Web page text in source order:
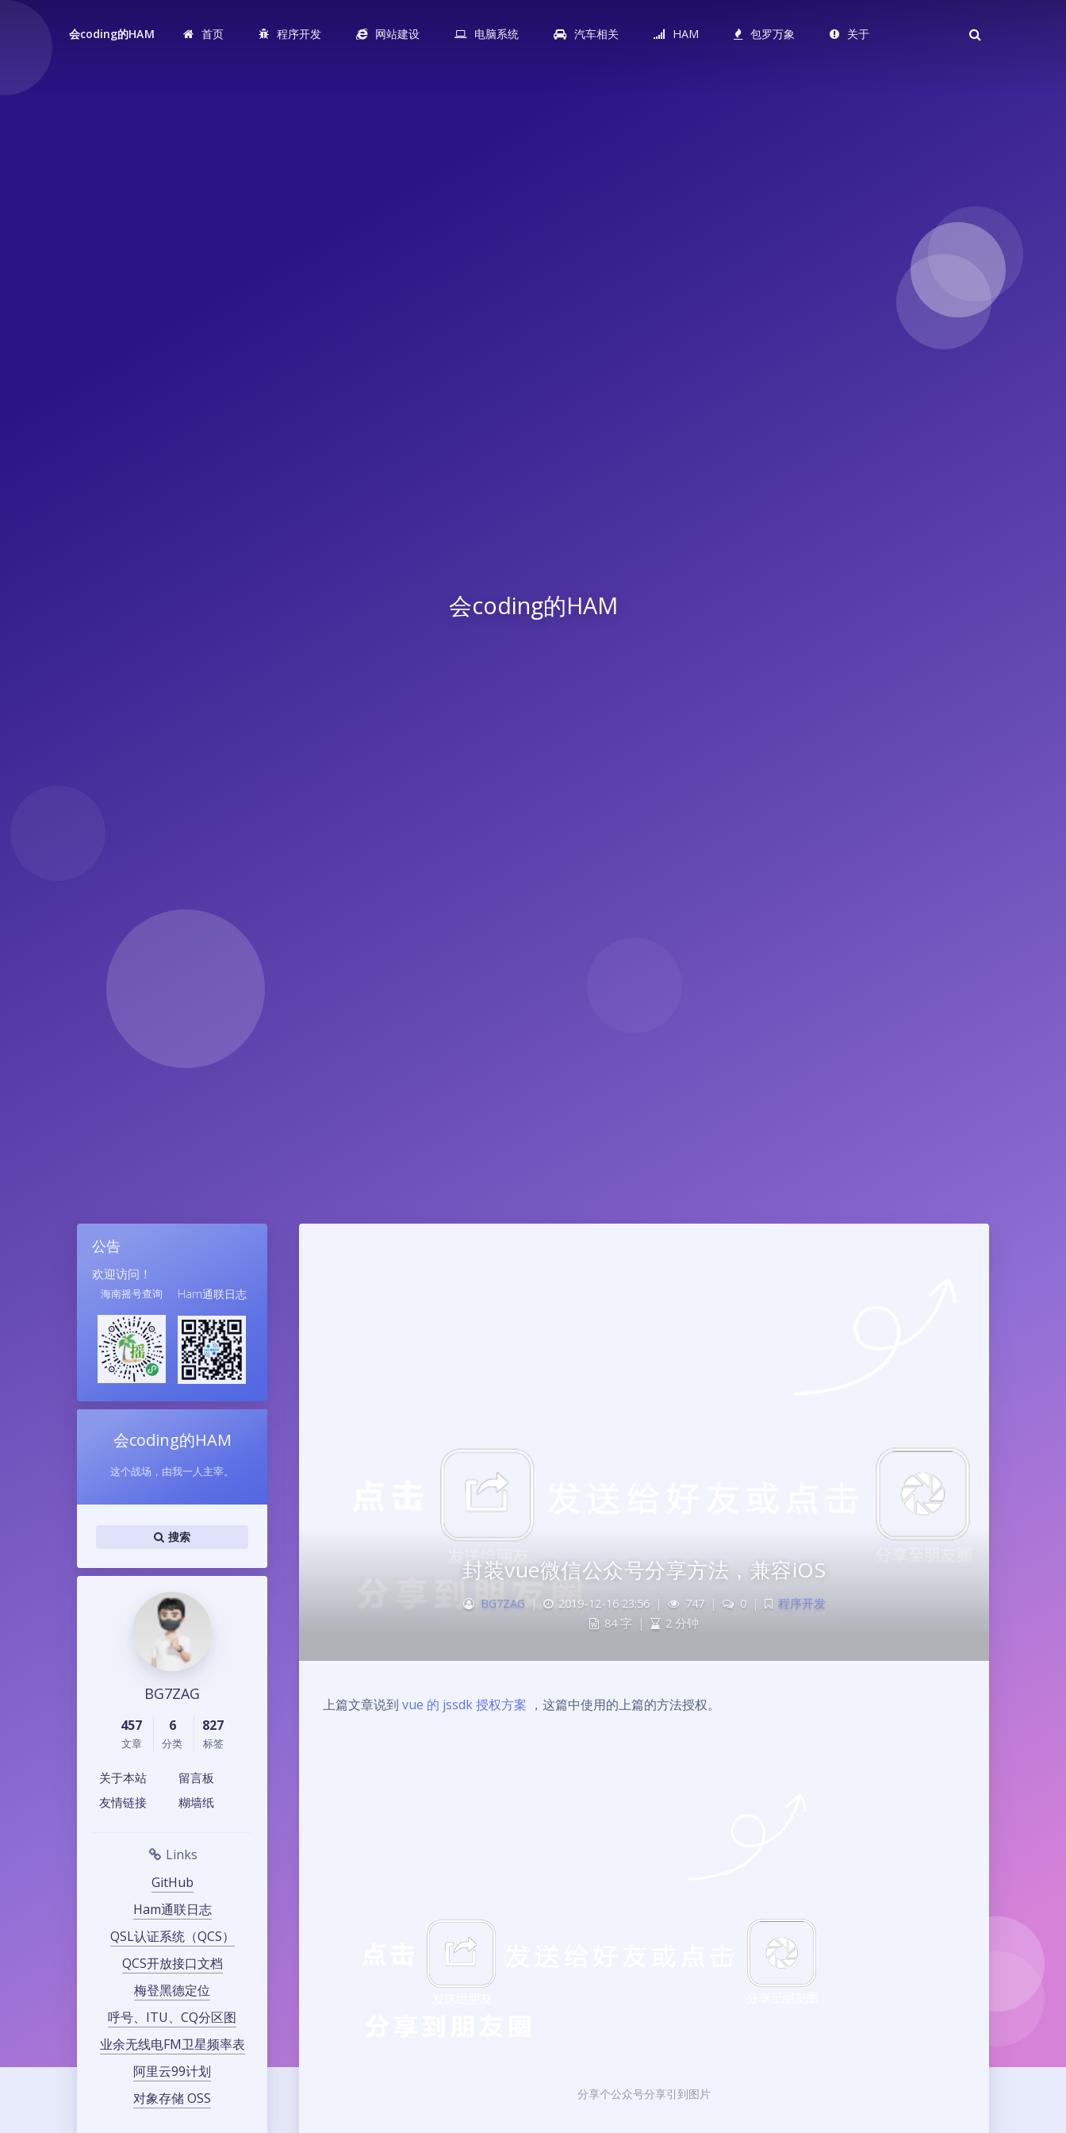
会coding的HAM 首页 程序开发 网站建设 电脑系统 汽车相关 HAM 包罗万象 关于
会coding的HAM
公告
欢迎访问！
海南摇号查询 Ham通联日志
会coding的HAM
这个战场，由我一人主宰。
搜索
BG7ZAG
457
文章
6
分类
827
标签
关于本站
留言板
友情链接
糊墙纸
Links
GitHub
Ham通联日志
QSL认证系统（QCS）
QCS开放接口文档
梅登黑德定位
呼号、ITU、CQ分区图
业余无线电FM卫星频率表
阿里云99计划
对象存储 OSS
封装vue微信公众号分享方法，兼容iOS
BG7ZAG 2019-12-16 23:56 | 747 | 0 |
程序开发
84 字
| 2 分钟
上篇文章说到 vue 的 jssdk 授权方案 ，这篇中使用的上篇的方法授权。
分享个公众号分享引到图片